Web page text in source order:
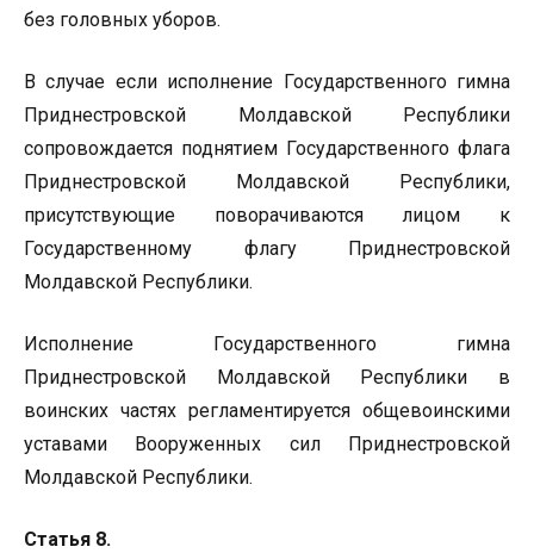
без головных уборов.
В случае если исполнение Государственного гимна
Приднестровской Молдавской Республики
сопровождается поднятием Государственного флага
Приднестровской Молдавской Республики,
присутствующие поворачиваются лицом к
Государственному флагу Приднестровской
Молдавской Республики.
Исполнение Государственного гимна
Приднестровской Молдавской Республики в
воинских частях регламентируется общевоинскими
уставами Вооруженных сил Приднестровской
Молдавской Республики.
Статья 8.